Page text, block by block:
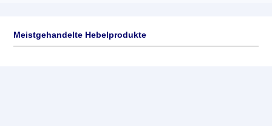
Meistgehandelte Hebelprodukte